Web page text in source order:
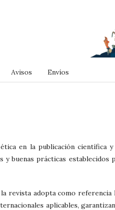
Avisos Envíos
en la publicación científica y
y buenas prácticas establecidos
revista adopta como referencia
aplicables,